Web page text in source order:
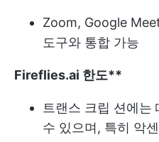
Zoom, Google
도구와 통합 가능
Fireflies.ai 한도**
트랜스 크립 션에는
수 있으며, 특히 악